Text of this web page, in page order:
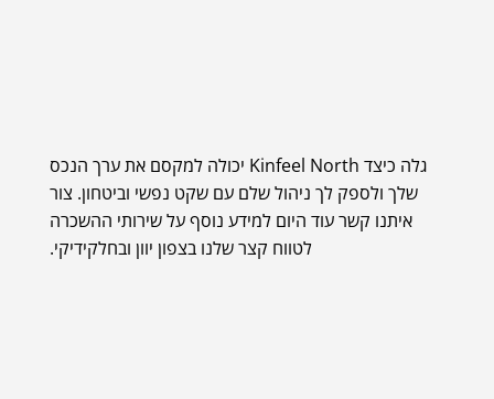
גלה כיצד Kinfeel North יכולה למקסם את ערך הנכס
שלך ולספק לך ניהול שלם עם שקט נפשי וביטחון. צור
איתנו קשר עוד היום למידע נוסף על שירותי ההשכרה
לטווח קצר שלנו בצפון יוון ובחלקידיקי.